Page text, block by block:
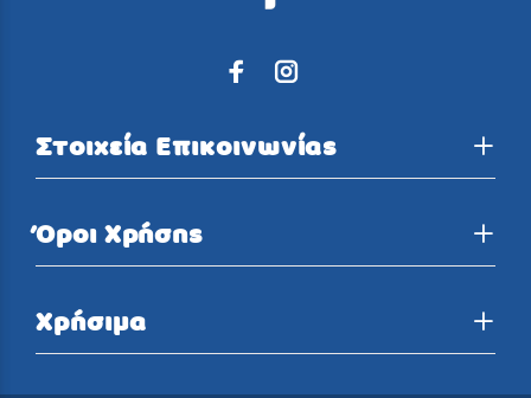
Στοιχεία Επικοινωνίας
Όροι Χρήσης
Χρήσιμα